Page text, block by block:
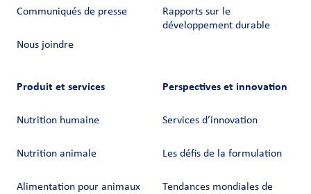
Communiqués de presse
Nous joindre
Rapports sur le
développement durable
Produit et services
Nutrition humaine
Nutrition animale
Alimentation pour animaux
Perspectives et innovation
Services d’innovation
Les défis de la formulation
Tendances mondiales de